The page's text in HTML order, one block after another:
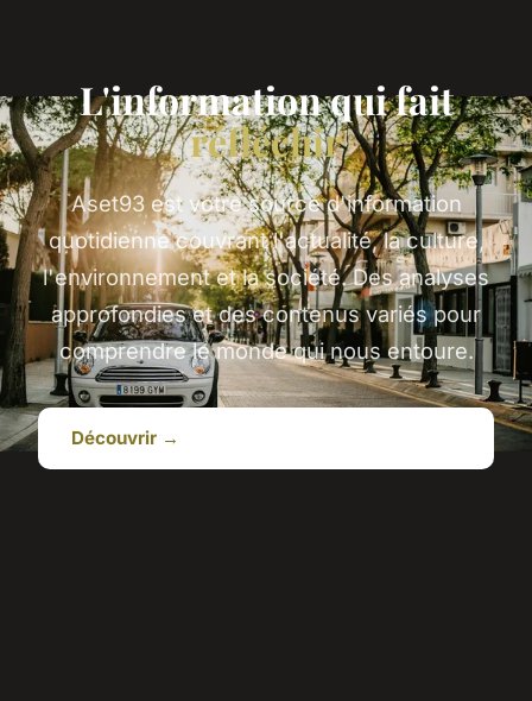
L'information qui fait
réfléchir
Aset93 est votre source d'information
quotidienne couvrant l'actualité, la culture,
l'environnement et la société. Des analyses
approfondies et des contenus variés pour
comprendre le monde qui nous entoure.
Découvrir →